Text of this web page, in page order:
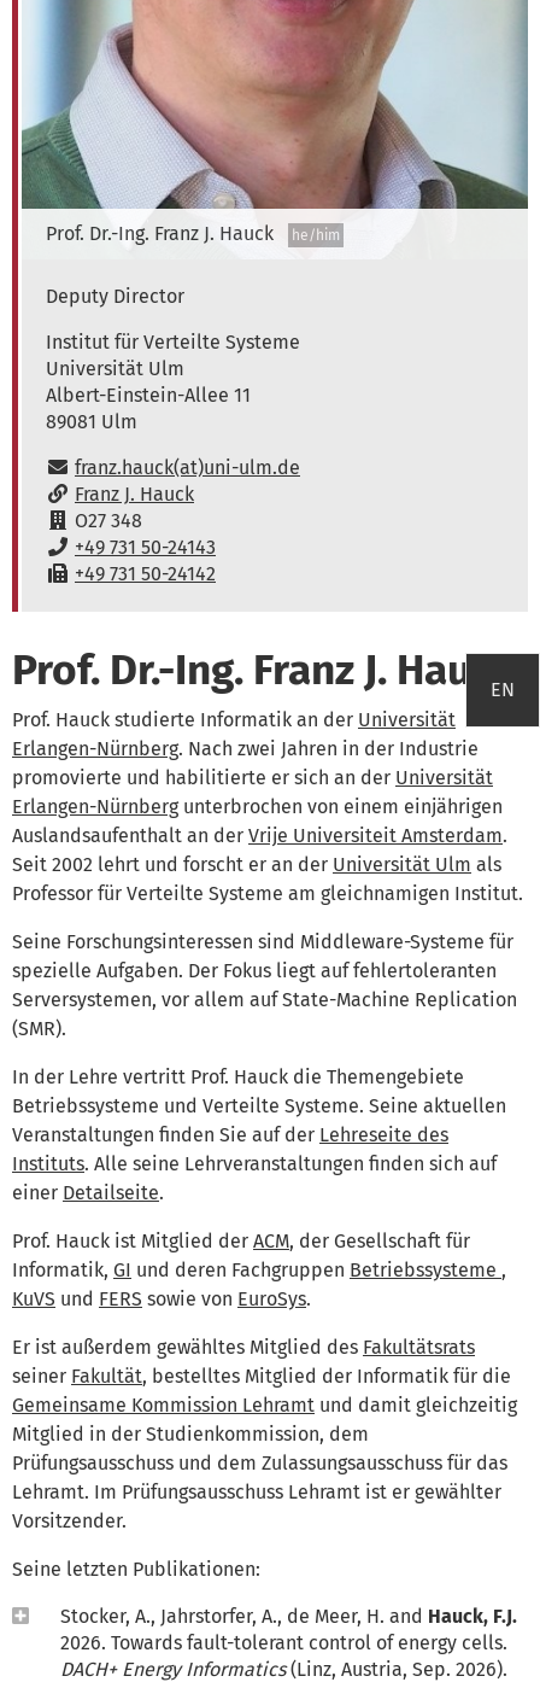
EN
Prof. Dr.-Ing. Franz J. Hauck he/him
Deputy Director
Institute of Distributed Systems
Institut für Verteilte Systeme
Universität Ulm
Albert-Einstein-Allee 11
89081 Ulm
E-Mail:
franz.hauck(at)uni-ulm.de
www:
Franz J. Hauck
Raum:
O27 348
Telefon:
+49 731 50-24143
Fax:
+49 731 50-24142
Prof. Dr.-Ing. Franz J. Hauck
Prof. Hauck studierte Informatik an der Universität
Erlangen-Nürnberg. Nach zwei Jahren in der Industrie
promovierte und habilitierte er sich an der Universität
Erlangen-Nürnbergunterbrochen von einem einjährigen
Auslandsaufenthalt an der Vrije Universiteit Amsterdam.
Seit 2002 lehrt und forscht er an der Universität Ulm als
Professor für Verteilte Systeme am gleichnamigen Institut.
Seine Forschungsinteressen sind Middleware-Systeme für
spezielle Aufgaben. Der Fokus liegt auf fehlertoleranten
Serversystemen, vor allem auf State-Machine Replication
(SMR).
In der Lehre vertritt Prof. Hauck die Themengebiete
Betriebssysteme und Verteilte Systeme. Seine aktuellen
Veranstaltungen finden Sie auf der Lehreseite des
Instituts. Alle seine Lehrveranstaltungen finden sich auf
einer Detailseite.
Prof. Hauck ist Mitglied der ACM, der Gesellschaft für
Informatik, GI und deren Fachgruppen Betriebssysteme ,
KuVS und FERS sowie von EuroSys.
Er ist außerdem gewähltes Mitglied des Fakultätsrats
seiner Fakultät, bestelltes Mitglied der Informatik für die
Gemeinsame Kommission Lehramt und damit gleichzeitig
Mitglied in der Studienkommission, dem
Prüfungsausschuss und dem Zulassungsausschuss für das
Lehramt. Im Prüfungsausschuss Lehramt ist er gewählter
Vorsitzender.
Seine letzten Publikationen:
Stocker, A., Jahrstorfer, A., de Meer, H. and Hauck, F.J.
2026. Towards fault-tolerant control of energy cells.
DACH+ Energy Informatics(Linz, Austria, Sep. 2026).